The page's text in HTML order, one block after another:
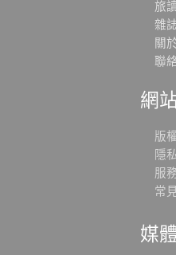
旅
雜
關
聯
網
版
隱
服
常
媒